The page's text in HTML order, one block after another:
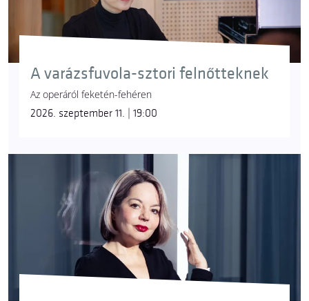
A varázsfuvola-sztori felnőtteknek
Az operáról feketén-fehéren
2026. szeptember 11. | 19:00